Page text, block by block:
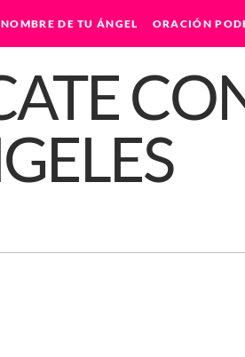
NOMBRE DE TU ÁNGEL ORACIÓN